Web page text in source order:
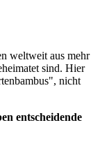
weltweit aus mehr
sind. Hier
nicht
entscheidende